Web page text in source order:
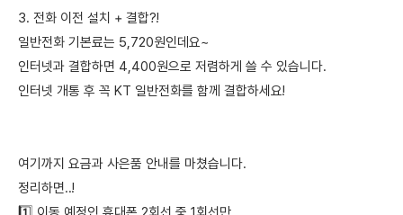
3. 전화 이전 설치 + 결합?!
일반전화 기본료는 5,720원인데요~
인터넷과 결합하면 4,400원으로 저렴하게 쓸 수 있습니다.
인터넷 개통 후 꼭 KT 일반전화를 함께 결합하세요!
여기까지 요금과 사은품 안내를 마쳤습니다.
정리하면..!